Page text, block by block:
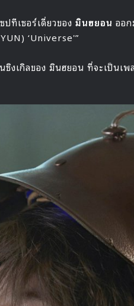
ทีเซอร์เดี่ยวของ มินฮยอน ออ
‘Universe'”
ซิงเกิลของ มินฮยอน ที่จะเป็นเ